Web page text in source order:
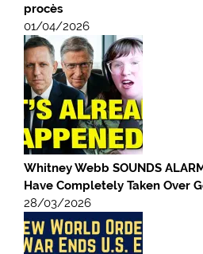
procès
01/04/2026
Whitney Webb SOUNDS
Have Completely Taken Over
28/03/2026